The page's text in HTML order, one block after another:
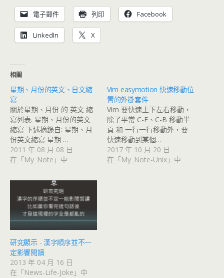
電子郵件 列印 Facebook
LinkedIn X
相關
星期、月份的英文、日文縮
寫
關於星期、月份 的 英文 縮
寫列表. 星期、月份的英文
縮寫 下述摘錄自: 星期、月
份英文縮寫 星期 …
2011 年 08 月 08 日
在「My_Note」中
Vim easymotion 快速移動位
置的外掛套件
Vim 要快速上下左右移動，
除了平常 C-F、C-B 移動半
頁 和 一行一行移動外，要
快速移動到某個…
2017 年 10 月 20 日
在「My_Note-Unix」中
研究顯示 - 漢字順序並不一
定影響閱讀
2013 年 04 月 16 日
在「News-Life-Joke」中